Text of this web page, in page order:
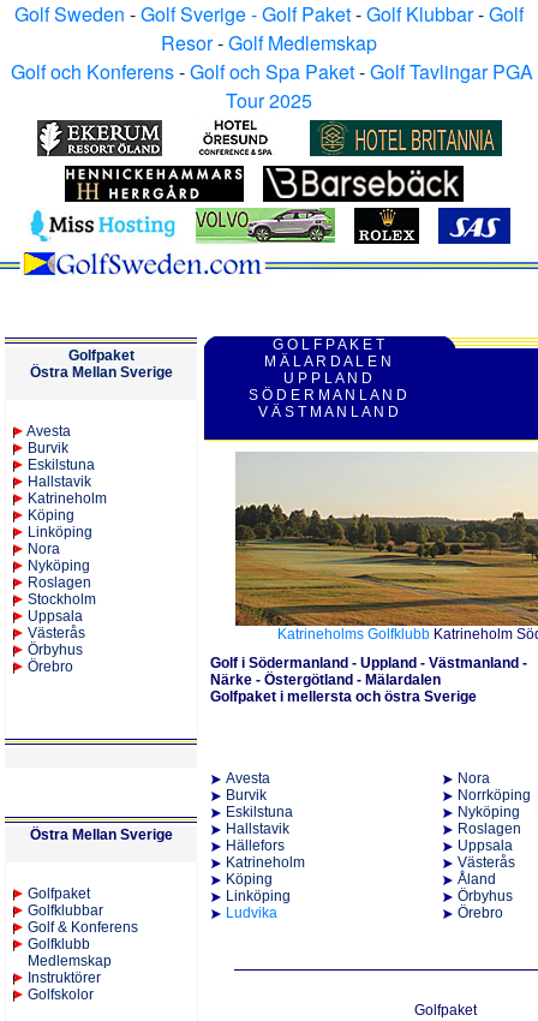
Golf Sweden -Golf Sverige - Golf Paket-Golf Klubbar-Golf
Resor-Golf Medlemskap
Golf och Konferens-Golf och Spa Paket-Golf Tavlingar PGA
Tour 2025
Golfpaket
Östra Mellan Sverige
Avesta
Burvik
Eskilstuna
Hallstavik
Katrineholm
Köping
Linköping
Nora
Nyköping
Roslagen
Stockholm
Uppsala
Västerås
Örbyhus
Örebro
Östra Mellan Sverige
Golfpaket
Golfklubbar
Golf & Konferens
Golfklubb
Medlemskap
Instruktörer
Golfskolor
G O L F P A K E T
M Ä L A R D A L E N
U P P L A N D
S Ö D E R M A N L A N D
V Ä S T M A N L A N D
Katrineholms Golfklubb Katrineholm
Golf i Södermanland - Uppland - Västmanland -
Närke - Östergötland - Mälardalen
Golfpaket i mellersta och östra Sverige
Avesta
Burvik
Eskilstuna
Hallstavik
Hällefors
Katrineholm
Köping
Linköping
Ludvika
Nora
Norrköping
Nyköping
Roslagen
Uppsala
Västerås
Å land
Örbyhus
Örebro
Golfpaket